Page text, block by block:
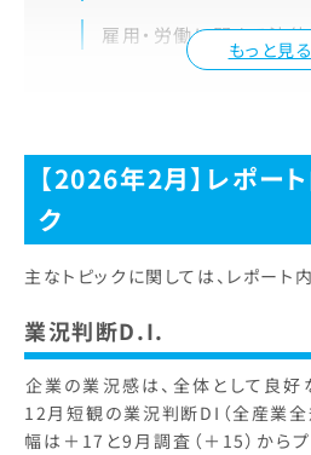
もっと見る
雇用・労働に関する法
【2026年2月】レポー
ク
主なトピックに関しては、レポート
業況判断D.I.
企業の業況感は、全体として良好
12月短観の業況判断DI（全産業全
幅は＋17と9月調査（＋15）から